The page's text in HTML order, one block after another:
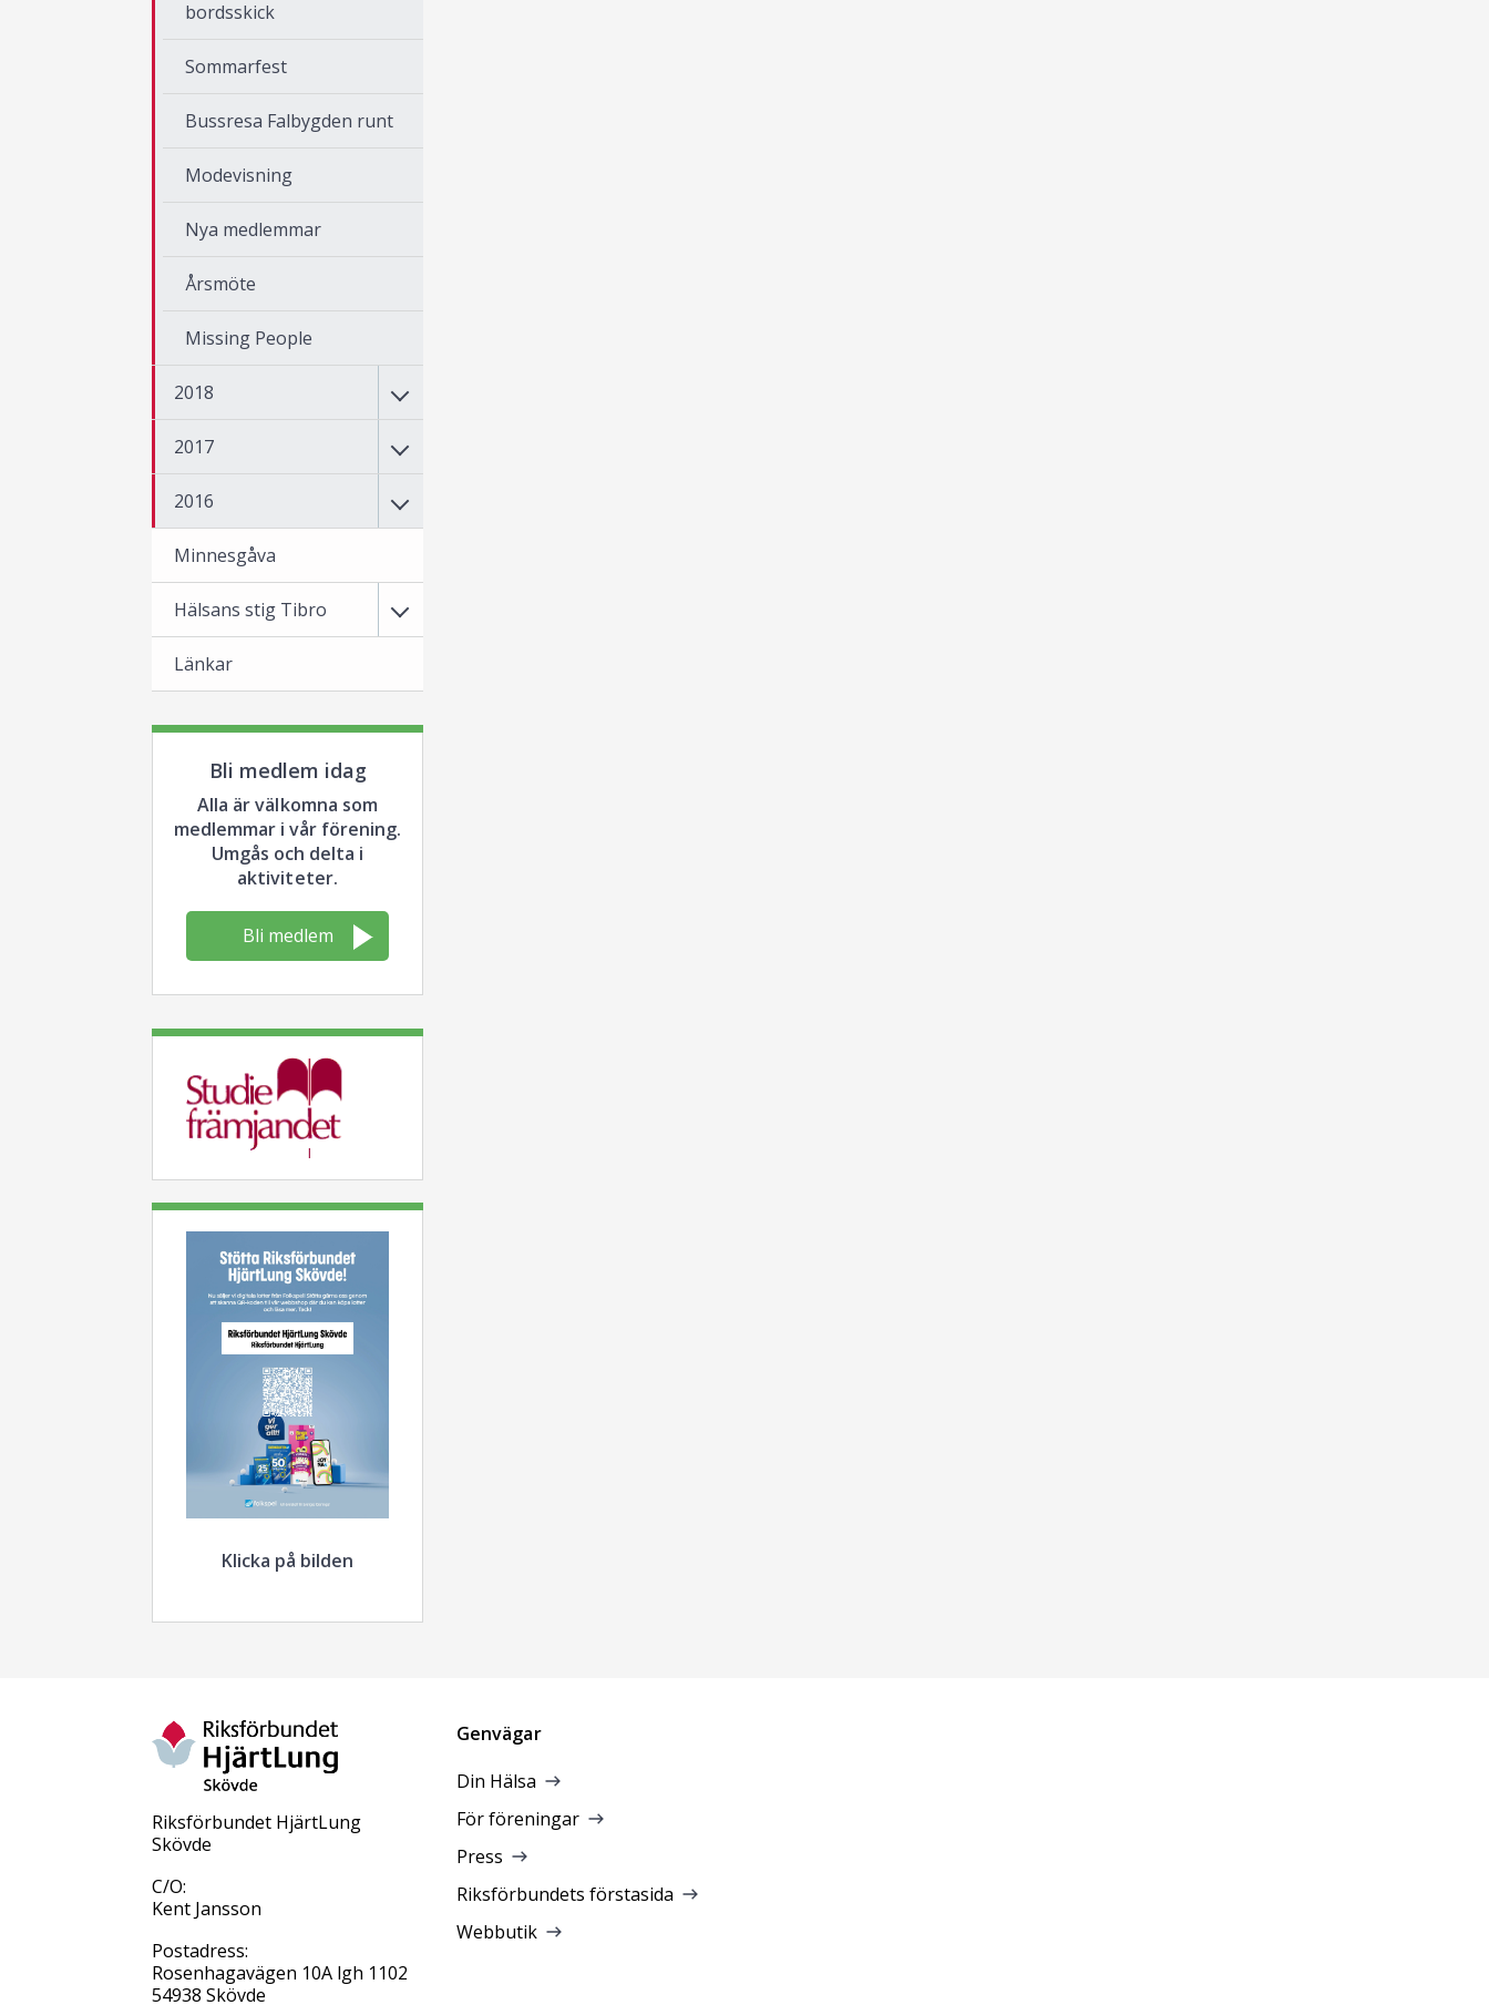
bordsskick
Sommarfest
Bussresa Falbygden runt
Modevisning
Nya medlemmar
Årsmöte
Missing People
2018
2017
2016
Minnesgåva
Hälsans stig Tibro
Länkar
Bli medlem idag
Alla är välkomna som
medlemmar i vår förening.
Umgås och delta i
aktiviteter.
Bli medlem
Klicka på bilden
Riksförbundet HjärtLung
Skövde
C/O:
Kent Jansson
Postadress:
Rosenhagavägen 10A lgh 1102
54938 Skövde
Genvägar
Din Hälsa
För föreningar
Press
Riksförbundets förstasida
Webbutik